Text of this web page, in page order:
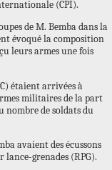
(CPI).
de M. Bemba dans la
évoqué la composition
leurs armes une fois
étaient arrivées à
militaires de la part
nombre de soldats du
avaient des écussons
lance-grenades (RPG).